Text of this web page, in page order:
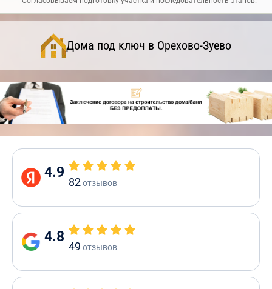
Дома под ключ в Орехово-Зуево
4.9
82отзывов
4.8
49 отзывов